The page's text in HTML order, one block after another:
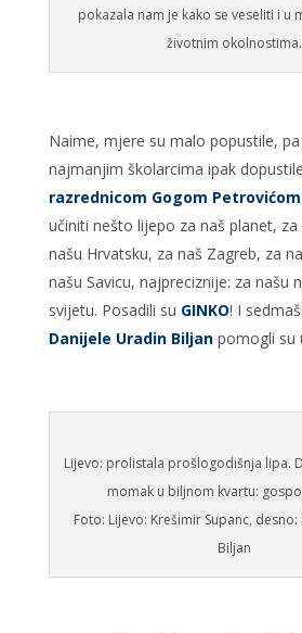
pokazala nam je kako se veseliti i u
životnim okolnostima.
Naime, mjere su malo popustile,
najmanjim školarcima ipak
razrednicom Gogom Petrovićom
učiniti nešto lijepo za naš planet, za
našu Hrvatsku, za naš Zagreb, za
našu Savicu, najpreciznije: za našu
svijetu. Posadili su GINKO! I
Danijele Uradin Biljanpomogli su
Lijevo: prolistala prošlogodišnja lipa.
momak u biljnom kvartu:
Foto: Lijevo: Krešimir Supanc,
Biljan